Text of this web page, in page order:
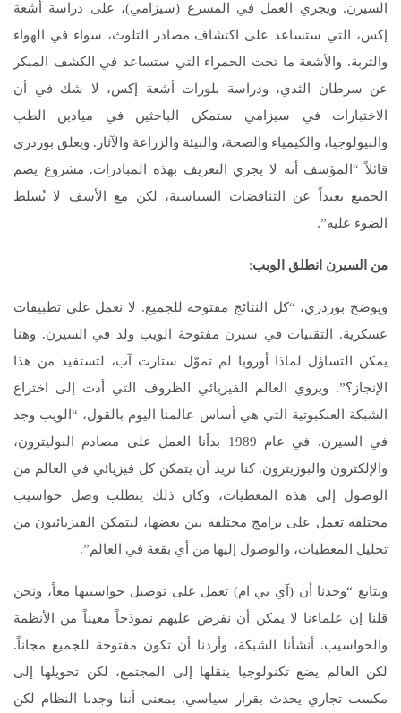
السيرن. ويجري العمل في المسرع (سيزامي)، على دراسة أشعة
إكس، التي ستساعد على اكتشاف مصادر التلوث، سواء في الهواء
والتربة. والأشعة ما تحت الحمراء التي ستساعد في الكشف المبكر
عن سرطان الثدي، ودراسة بلورات أشعة إكس، لا شك في أن
الاختبارات في سيزامي ستمكن الباحثين في ميادين الطب
والبيولوجيا، والكيمياء والصحة، والبيئة والزراعة والآثار. ويعلق بوردري
قائلاً “المؤسف أنه لا يجري التعريف بهذه المبادرات. مشروع يضم
الجميع بعيداً عن التناقضات السياسية، لكن مع الأسف لا يُسلط
الضوء عليه”.
من السيرن انطلق الويب:
ويوضح بوردري، “كل النتائج مفتوحة للجميع. لا نعمل على تطبيقات
عسكرية. التقنيات في سيرن مفتوحة الويب ولد في السيرن. وهنا
يمكن التساؤل لماذا أوروبا لم تموّل ستارت آب، لتستفيد من هذا
الإنجاز؟”. ويروي العالم الفيزيائي الظروف التي أدت إلى اختراع
الشبكة العنكبوتية التي هي أساس عالمنا اليوم بالقول، “الويب وجد
في السيرن. في عام 1989 بدأنا العمل على مصادم البوليترون،
والإلكترون والبوزيترون. كنا نريد أن يتمكن كل فيزيائي في العالم من
الوصول إلى هذه المعطيات، وكان ذلك يتطلب وصل حواسيب
مختلفة تعمل على برامج مختلفة بين بعضها، ليتمكن الفيزيائيون من
تحليل المعطيات، والوصول إليها من أي بقعة في العالم”.
ويتابع “وجدنا أن (آي بي ام) تعمل على توصيل حواسيبها معاً، ونحن
قلنا إن علماءنا لا يمكن أن نفرض عليهم نموذجاً معيناً من الأنظمة
والحواسيب. أنشأنا الشبكة، وأردنا أن تكون مفتوحة للجميع مجاناً.
لكن العالم يضع تكنولوجيا ينقلها إلى المجتمع، لكن تحويلها إلى
مكسب تجاري يحدث بقرار سياسي. بمعنى أننا وجدنا النظام لكن